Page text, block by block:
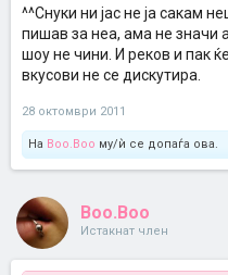
^^Снуки ни јас не ја сакам
пишав за неа, ама не значи
шоу не чини. И реков и пак
вкусови не се дискутира.
28 октомври 2011
На Boo.Boo му/ѝ се допаѓа ова.
Boo.Boo
Истакнат член